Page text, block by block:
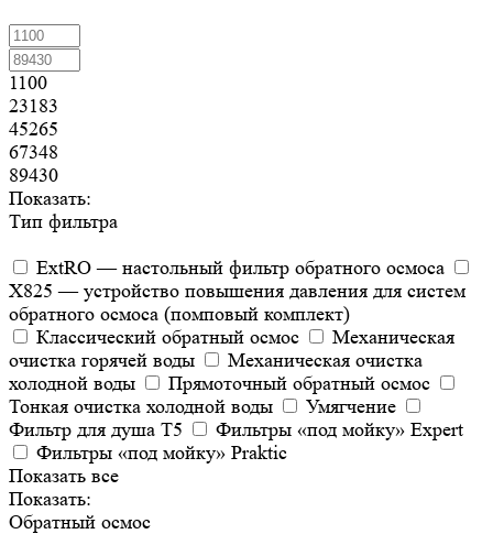
1100
23183
45265
67348
89430
Показать:
Тип фильтра
ExtRO — настольный фильтр обратного осмоса
X825 — устройство повышения давления для систем
обратного осмоса (помповый комплект)
Классический обратный осмос
Механическая
очистка горячей воды
Механическая очистка
холодной воды
Прямоточный обратный осмос
Тонкая очистка холодной воды
Умягчение
Фильтр для душа T5
Фильтры «под мойку» Expert
Фильтры «под мойку» Praktic
Показать все
Показать:
Обратный осмос